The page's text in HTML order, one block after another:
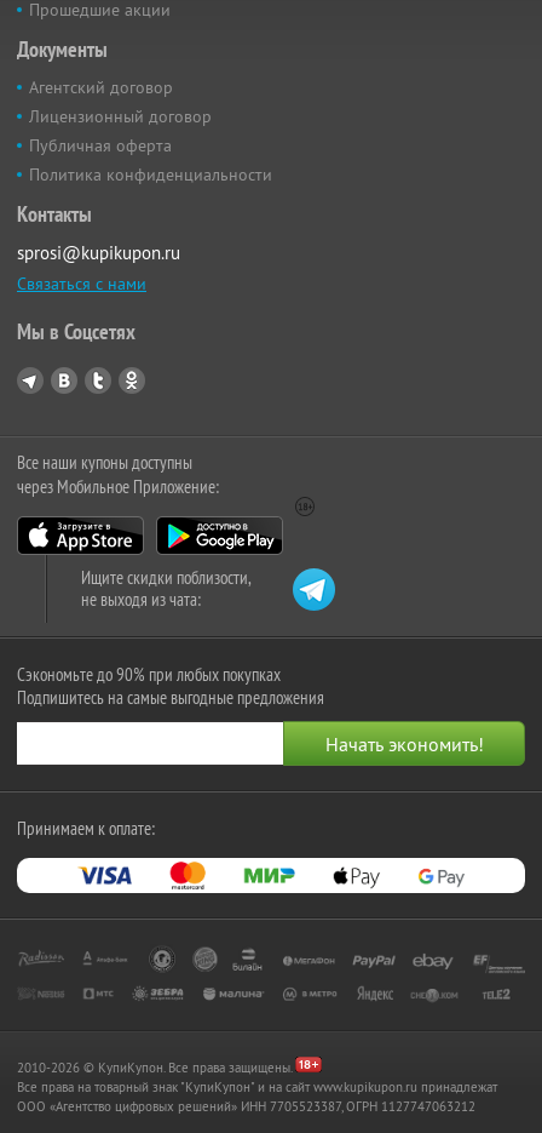
Прошедшие акции
Документы
Агентский договор
Лицензионный договор
Публичная оферта
Политика конфиденциальности
Контакты
sprosi@kupikupon.ru
Связаться с нами
Мы в Соцсетях
Все наши купоны доступны
через Мобильное Приложение:
Ищите скидки поблизости,
не выходя из чата:
Сэкономьте до 90% при любых покупках
Подпишитесь на самые выгодные предложения
Принимаем к оплате:
2010-2026 © КупиКупон. Все права защищены.
Все права на товарный знак "КупиКупон" и на сайт www.kupikupon.ru принадлежат
OOO «Агентство цифровых решений» ИНН 7705523387, ОГРН 1127747063212